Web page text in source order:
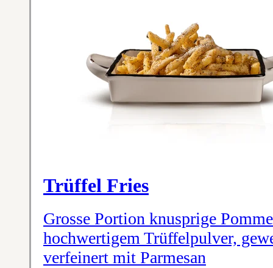
Trüffel Fries
Grosse Portion knusprige
hochwertigem Trüffelpulver,
verfeinert mit Parmesan